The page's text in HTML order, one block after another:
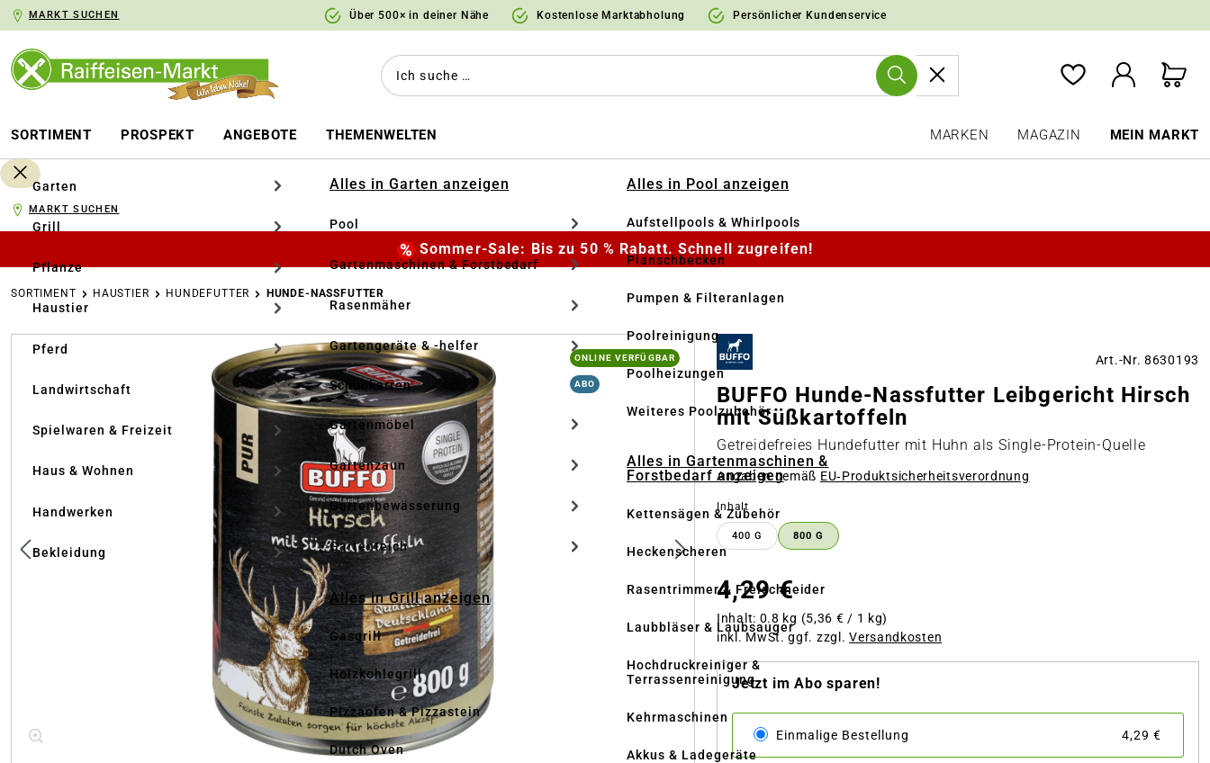
Zur Hauptnavigation springen
MARKT SUCHEN Über 500× in deiner Nähe Kostenlose Marktabholung Persönlicher Kundenservice
SORTIMENT PROSPEKT ANGEBOTE THEMENWELTEN MARKEN MAGAZIN MEIN MARKT
Garten
Grill
Pflanze
Haustier
Pferd
Landwirtschaft
Spielwaren & Freizeit
Haus & Wohnen
Handwerken
Bekleidung
Alles in Garten anzeigen
Pool
Gartenmaschinen & Forstbedarf
Rasenmäher
Gartengeräte & -helfer
Schubkarren
Gartenmöbel
Gartenzaun
Gartenbewässerung
Gartenteich
Alles in Grill anzeigen
Gasgrill
Holzkohlegrill
Pizzaofen & Pizzastein
Dutch Oven
Alles in Pool anzeigen
Aufstellpools & Whirlpools
Planschbecken
Pumpen & Filteranlagen
Poolreinigung
Poolheizungen
Weiteres Poolzubehör
Alles in Gartenmaschinen &
Forstbedarf anzeigen
Kettensägen & Zubehör
Heckenscheren
Rasentrimmer & Freischneider
Laubbläser & Laubsauger
Hochdruckreiniger &
Terrassenreinigung
Kehrmaschinen
Akkus & Ladegeräte
MARKT SUCHEN
Sommer-Sale: Bis zu 50 % Rabatt. Schnell zugreifen!
SORTIMENT HAUSTIER HUNDEFUTTER HUNDE-NASSFUTTER
Bildergalerie überspringen
ONLINE VERFÜGBAR
ABO
Art.-Nr. 8630193
BUFFO Hunde-Nassfutter Leibgericht Hirsch
mit Süßkartoffeln
Getreidefreies Hundefutter mit Huhn als Single-Protein-Quelle
Angaben gemäß EU‑Produktsicherheitsverordnung
Inhalt auswählen
400 G 800 G
4,29 €
Inhalt: 0.8 kg (5,36 € / 1 kg)
inkl. MwSt. ggf. zzgl.Versandkosten
Jetzt im Abo sparen!
Einmalige Bestellung 4,29 €